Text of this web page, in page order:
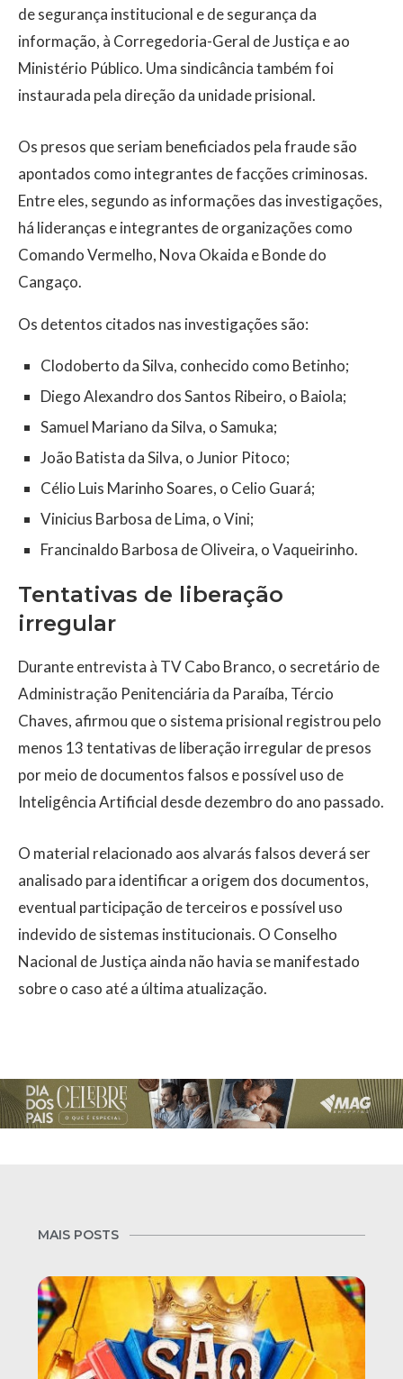
de segurança institucional e de segurança da
informação, à Corregedoria-Geral de Justiça e ao
Ministério Público. Uma sindicância também foi
instaurada pela direção da unidade prisional.
Os presos que seriam beneficiados pela fraude são
apontados como integrantes de facções criminosas.
Entre eles, segundo as informações das investigações,
há lideranças e integrantes de organizações como
Comando Vermelho, Nova Okaida e Bonde do
Cangaço.
Os detentos citados nas investigações são:
Clodoberto da Silva, conhecido como Betinho;
Diego Alexandro dos Santos Ribeiro, o Baiola;
Samuel Mariano da Silva, o Samuka;
João Batista da Silva, o Junior Pitoco;
Célio Luis Marinho Soares, o Celio Guará;
Vinicius Barbosa de Lima, o Vini;
Francinaldo Barbosa de Oliveira, o Vaqueirinho.
Tentativas de liberação
irregular
Durante entrevista à TV Cabo Branco, o secretário de
Administração Penitenciária da Paraíba, Tércio
Chaves, afirmou que o sistema prisional registrou pelo
menos 13 tentativas de liberação irregular de presos
por meio de documentos falsos e possível uso de
Inteligência Artificial desde dezembro do ano passado.
O material relacionado aos alvarás falsos deverá ser
analisado para identificar a origem dos documentos,
eventual participação de terceiros e possível uso
indevido de sistemas institucionais. O Conselho
Nacional de Justiça ainda não havia se manifestado
sobre o caso até a última atualização.
MAIS POSTS